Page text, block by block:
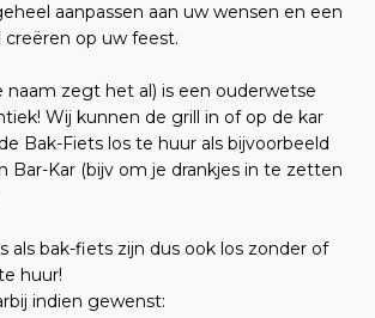
aanpassen aan uw wensen en een
op uw feest.
naam zegt het al) is een ouderwetse
Wij kunnen de grill in of op de kar
Bak-Fiets los te huur als bijvoorbeeld
Bar-Kar (bijv om je drankjes in te zetten
als bak-fiets zijn dus ook los zonder of
huur!
indien gewenst: